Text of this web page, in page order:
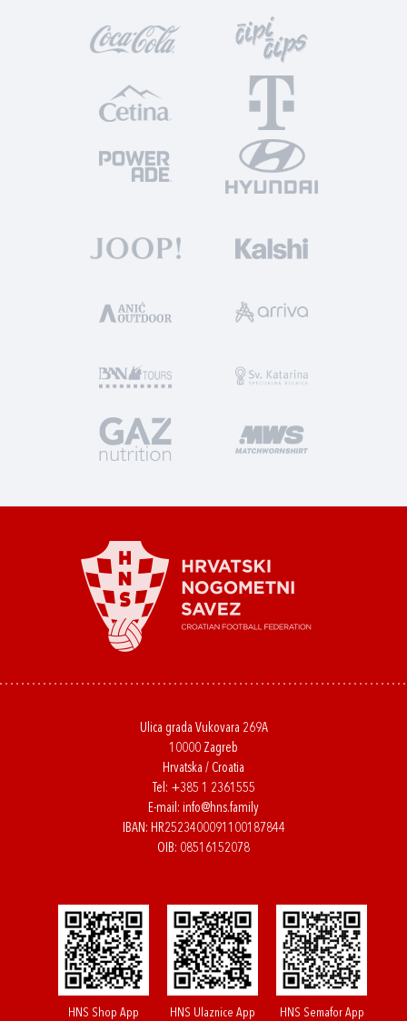
Ulica grada Vukovara 269A
10000 Zagreb
Hrvatska / Croatia
Tel: +385 1 2361555
E-mail: info@hns.family
IBAN: HR2523400091100187844
OIB: 08516152078
HNS Shop App HNS Ulaznice App HNS Semafor App